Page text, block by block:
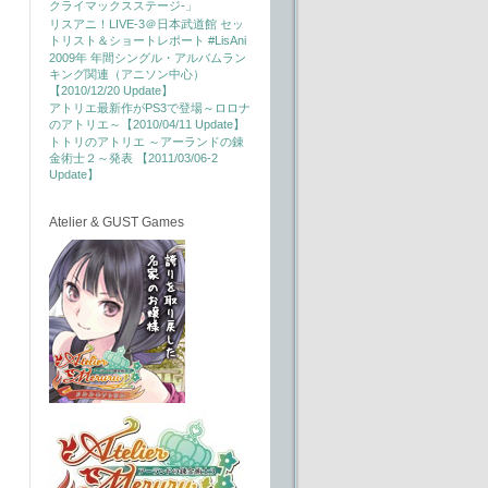
クライマックスステージ-」
リスアニ！LIVE-3＠日本武道館 セッ
トリスト＆ショートレポート #LisAni
2009年 年間シングル・アルバムラン
キング関連（アニソン中心）
【2010/12/20 Update】
アトリエ最新作がPS3で登場～ロロナ
のアトリエ～【2010/04/11 Update】
トトリのアトリエ ～アーランドの錬
金術士２～発表 【2011/03/06-2
Update】
Atelier & GUST Games